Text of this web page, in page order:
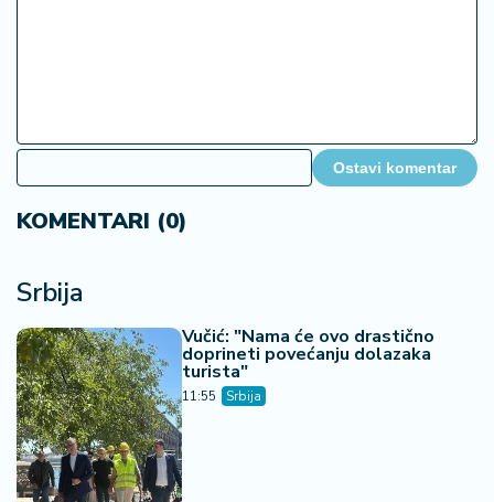
Ostavi komentar
KOMENTARI (0)
Srbija
Vučić: "Nama će ovo drastično
doprineti povećanju dolazaka
turista"
11:55 Srbija